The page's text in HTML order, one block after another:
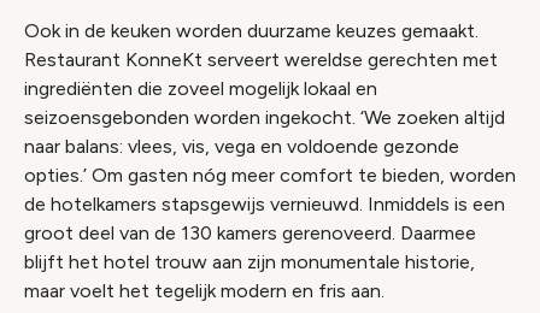
Ook in de keuken worden duurzame keuzes gemaakt.
Restaurant KonneKt serveert wereldse gerechten met
ingrediënten die zoveel mogelijk lokaal en
seizoensgebonden worden ingekocht. ‘We zoeken altijd
naar balans: vlees, vis, vega en voldoende gezonde
opties.’ Om gasten nóg meer comfort te bieden, worden
de hotelkamers stapsgewijs vernieuwd. Inmiddels is een
groot deel van de 130 kamers gerenoveerd. Daarmee
blijft het hotel trouw aan zijn monumentale historie,
maar voelt het tegelijk modern en fris aan.